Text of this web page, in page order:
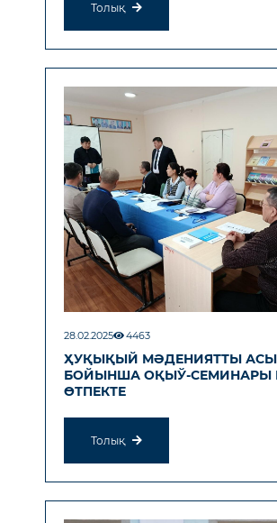
Толық
28.02.2025 4463
ҲУҚЫҚЫЙ МӘДЕНИЯТТЫ
БОЙЫНША ОҚЫЎ-СЕМИНАРЫ
ӨТПЕКТЕ
Толық